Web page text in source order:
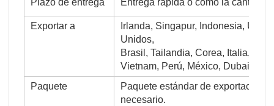
Plazo de entrega Entrega rápida o como la cantidad
Exportar a
Irlanda, Singapur, Indonesia,
Unidos,
Brasil, Tailandia, Corea, Italia,
Vietnam, Perú, México, Dubai,
Paquete
Paquete estándar de exportación
necesario.